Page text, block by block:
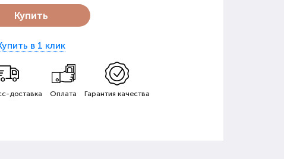
Купить
в 1 клик
доставка Оплата Гарантия качества